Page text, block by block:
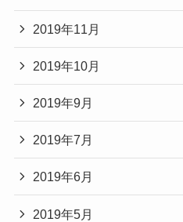
2019年11月
2019年10月
2019年9月
2019年7月
2019年6月
2019年5月